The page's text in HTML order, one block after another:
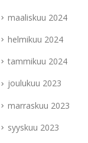
maaliskuu 2024
helmikuu 2024
tammikuu 2024
joulukuu 2023
marraskuu 2023
syyskuu 2023